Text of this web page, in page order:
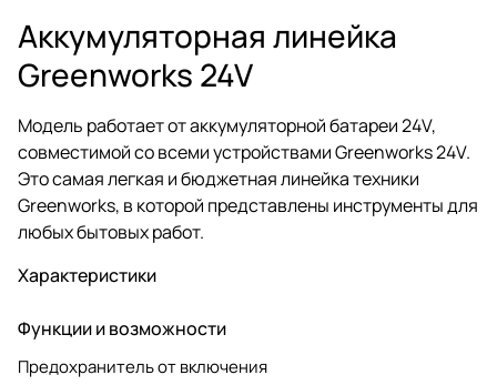
Аккумуляторная линейка
Greenworks 24V
Модель работает от аккумуляторной батареи 24V,
совместимой со всеми устройствами Greenworks 24V.
Это самая легкая и бюджетная линейка техники
Greenworks, в которой представлены инструменты для
любых бытовых работ.
Характеристики
Функции и возможности
Предохранитель от включения